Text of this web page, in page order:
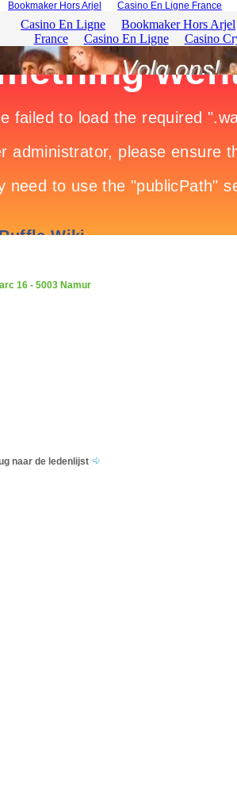
Bookmaker Hors Arjel Casino En Ligne France
16 - 5003 Namur
naar de ledenlijst